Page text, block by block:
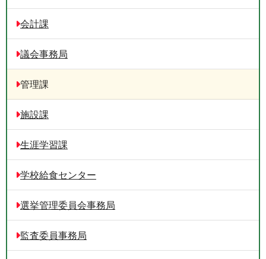
会計課
議会事務局
管理課
施設課
生涯学習課
学校給食センター
選挙管理委員会事務局
監査委員事務局